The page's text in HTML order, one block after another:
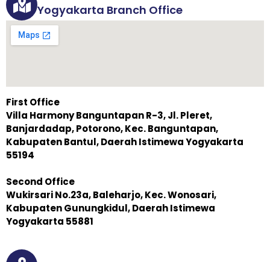
Yogyakarta Branch Office
First Office
Villa Harmony Banguntapan R-3, Jl. Pleret,
Banjardadap, Potorono, Kec. Banguntapan,
Kabupaten Bantul, Daerah Istimewa Yogyakarta
55194
Second Office
Wukirsari No.23a, Baleharjo, Kec. Wonosari,
Kabupaten Gunungkidul, Daerah Istimewa
Yogyakarta 55881